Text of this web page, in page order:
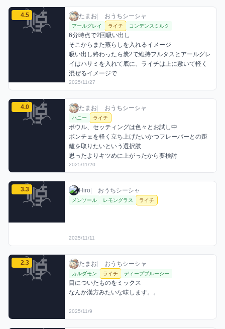
たまおのライチミックスを見る
4.5 たまお / おうちシーシャ / 2025年11月27日
たまお おうちシーシャ
利用フレーバー
アールグレイ ライチ コンデンスミルク
コメント
6分時点で2回吸い出し
そこからまた蒸らしを入れるイメージ
吸い出し終わったら炭2で維持フルタスとアールグレ
イはハサミを入れて底に、ライチは上に敷いて軽く
混ぜるイメージで
評価
2025/11/27
たまおのライチミックスを見る
4.0 たまお / おうちシーシャ / 2025年11月20日
たまお おうちシーシャ
利用フレーバー
ハニー ライチ
コメント
ボウル、セッティングは色々とお試し中
ボンチェを軽く立ち上げたいかつフレーバーとの距
離を取りたいという選択肢
評価
2025/11/20
Hiroのライチミックスを見る
3.3 Hiro / おうちシーシャ / 2025年11月11日
Hiro おうちシーシャ
利用フレーバー
メンソール レモングラス ライチ
評価
2025/11/11
たまおのライチミックスを見る
2.3 たまお / おうちシーシャ / 2025年11月9日
たまお おうちシーシャ
利用フレーバー
カルダモン ライチ ディープブルーシー
コメント
目についたものをミックス
なんか漢方みたいな味します。。
評価
2025/11/9